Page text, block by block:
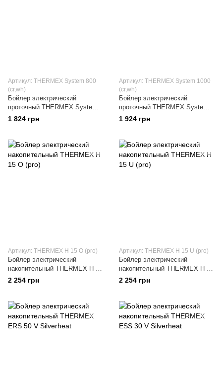
Артикул: THERMEX System 800
(cr,wh)
Бойлер электрический
проточный THERMEX System
800 (cr,wh)
1 824 грн
Артикул: THERMEX System 1000
(cr,wh)
Бойлер электрический
проточный THERMEX System
1000 (cr,wh)
1 924 грн
Артикул: THERMEX H 15 O (pro)
Бойлер электрический
накопительный THERMEX H 15
O (pro)
2 254 грн
Артикул: THERMEX H 15 U (pro)
Бойлер электрический
накопительный THERMEX H 15
U (pro)
2 254 грн